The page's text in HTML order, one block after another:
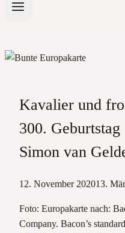
Kavalier und
300.
Simon van
12. November 202013.
Foto: Europakarte nach:
Company. Bacon’s